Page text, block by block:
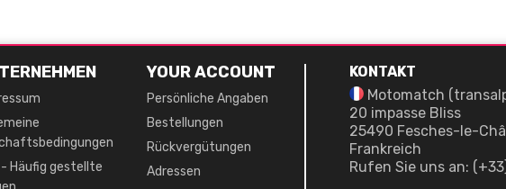
- Häufig gestellte
YOUR ACCOUNT
Persönliche Angaben
Bestellungen
Rückvergütungen
Adressen
KONTAKT
Motomatch
20 impasse Bliss
25490 Fesches-le-
Frankreich
Rufen Sie uns an: